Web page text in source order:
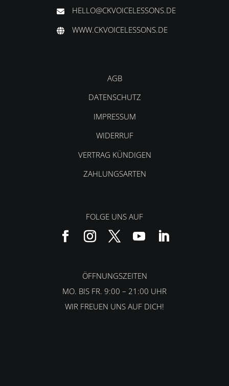
HELLO@CKVOICELESSONS.DE
WWW.CKVOICELESSONS.DE
AGB
DATENSCHUTZ
IMPRESSUM
WIDERRUF
VERTRAG KÜNDIGEN
ZAHLUNGSARTEN
FOLGE UNS AUF
ÖFFNUNGSZEITEN
MO. BIS FR. 9:00 – 21:00 UHR
WIR FREUEN UNS AUF DICH!